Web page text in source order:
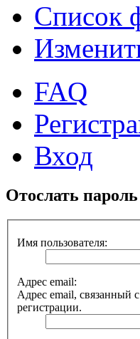
Список
FAQ
Вход
Отослать пароль
Имя пользователя:
Адрес email:
Адрес email, связанный
регистрации.